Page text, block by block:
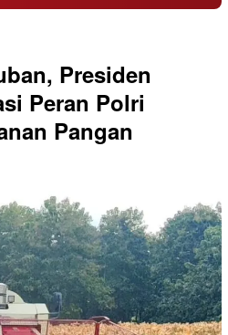
Presiden
Peran Polri
Pangan